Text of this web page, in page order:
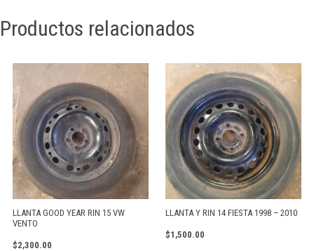
Productos relacionados
LLANTA GOOD YEAR RIN 15 VW
VENTO
$2,300.00
LLANTA Y RIN 14 FIESTA 1998 – 2010
$1,500.00